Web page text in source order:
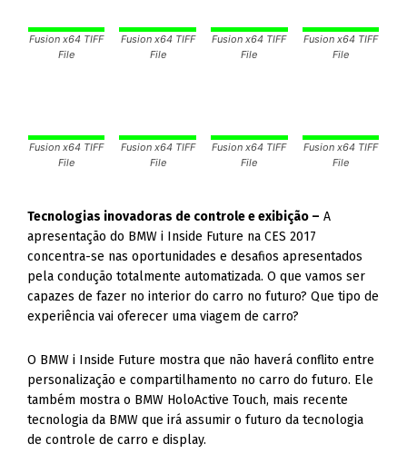
Tecnologias inovadoras de controle e exibição –
capazes de fazer no interior do carro no futuro? Que tipo de
experiência vai oferecer uma viagem de carro?
personalização e compartilhamento no carro do futuro. Ele
também mostra o BMW HoloActive Touch, mais recente
tecnologia da BMW que irá assumir o futuro da tecnologia
de controle de carro e display.
revolucionário, que foi introduzido pela empresa e
posteriormente reproduzido em toda a indústria automotiva,
era tanto um substituto como um complemento de
interruptores e botões convencionais.